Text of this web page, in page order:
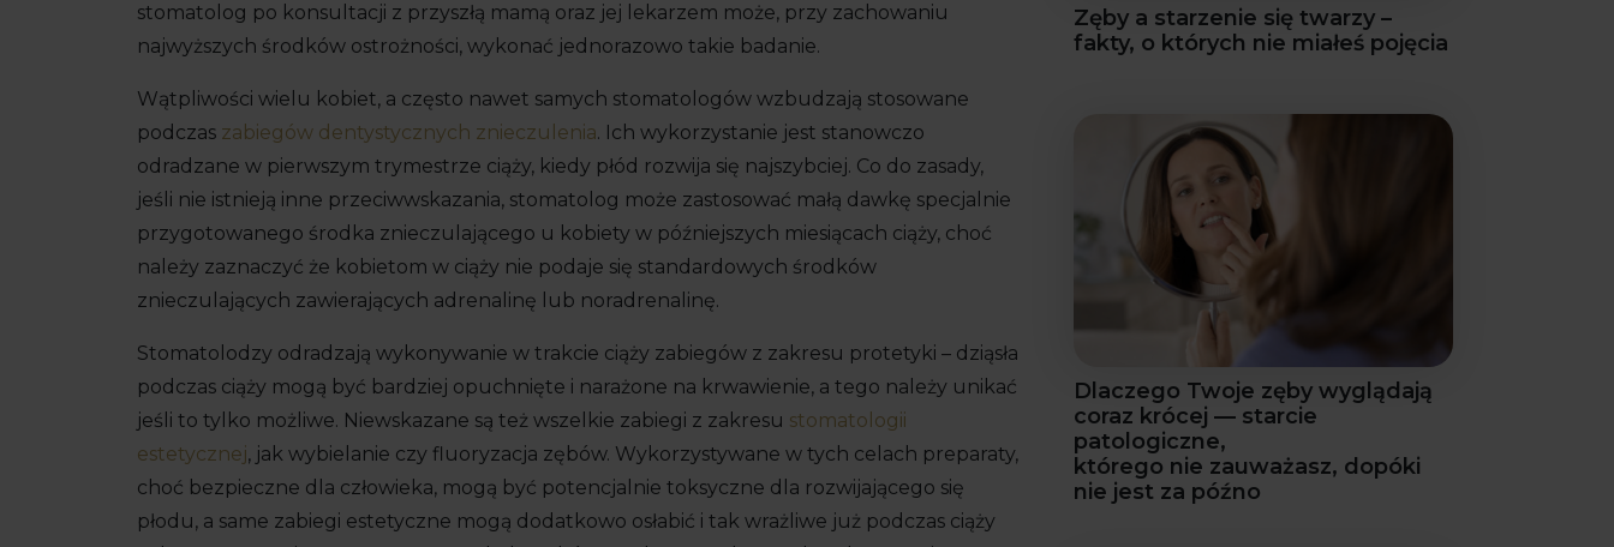
stomatolog po konsultacji z przyszłą mamą oraz jej lekarzem może, przy zachowaniu
najwyższych środków ostrożności, wykonać jednorazowo takie badanie.
Wątpliwości wielu kobiet, a często nawet samych stomatologów wzbudzają stosowane
podczas zabiegów dentystycznych znieczulenia. Ich wykorzystanie jest stanowczo
odradzane w pierwszym trymestrze ciąży, kiedy płód rozwija się najszybciej. Co do zasady,
jeśli nie istnieją inne przeciwwskazania, stomatolog może zastosować małą dawkę specjalnie
przygotowanego środka znieczulającego u kobiety w późniejszych miesiącach ciąży, choć
należy zaznaczyć że kobietom w ciąży nie podaje się standardowych środków
znieczulających zawierających adrenalinę lub noradrenalinę.
Stomatolodzy odradzają wykonywanie w trakcie ciąży zabiegów z zakresu protetyki – dziąsła
podczas ciąży mogą być bardziej opuchnięte i narażone na krwawienie, a tego należy unikać
jeśli to tylko możliwe. Niewskazane są też wszelkie zabiegi z zakresu stomatologii
estetycznej, jak wybielanie czy fluoryzacja zębów. Wykorzystywane w tych celach preparaty,
choć bezpieczne dla człowieka, mogą być potencjalnie toksyczne dla rozwijającego się
płodu, a same zabiegi estetyczne mogą dodatkowo osłabić i tak wrażliwe już podczas ciąży
Zęby a starzenie się twarzy –
fakty, o których nie miałeś pojęcia
Dlaczego Twoje zęby wyglądają
coraz krócej — starcie
patologiczne,
którego nie zauważasz, dopóki
nie jest za późno